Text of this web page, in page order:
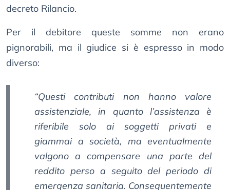
decreto Rilancio.
Per il debitore queste somme non erano
pignorabili, ma il giudice si è espresso in modo
diverso:
“Questi contributi non hanno valore
assistenziale, in quanto l’assistenza è
riferibile solo ai soggetti privati e
giammai a società, ma eventualmente
valgono a compensare una parte del
reddito perso a seguito del periodo di
emergenza sanitaria. Conseguentemente